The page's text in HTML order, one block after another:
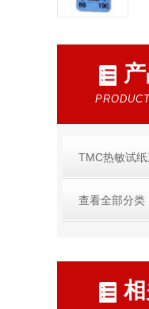
TMC热敏试纸
查看全部分类